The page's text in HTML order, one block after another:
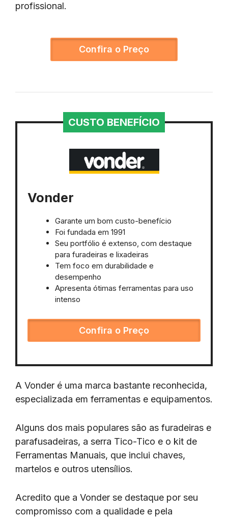
profissional.
Confira o Preço
CUSTO BENEFÍCIO
Vonder
Garante um bom custo-benefício
Foi fundada em 1991
Seu portfólio é extenso, com destaque
para furadeiras e lixadeiras
Tem foco em durabilidade e
desempenho
Apresenta ótimas ferramentas para uso
intenso
Confira o Preço
A Vonder é uma marca bastante reconhecida,
especializada em ferramentas e equipamentos.
Alguns dos mais populares são as furadeiras e
parafusadeiras, a serra Tico-Tico e o kit de
Ferramentas Manuais, que inclui chaves,
martelos e outros utensílios.
Acredito que a Vonder se destaque por seu
compromisso com a qualidade e pela